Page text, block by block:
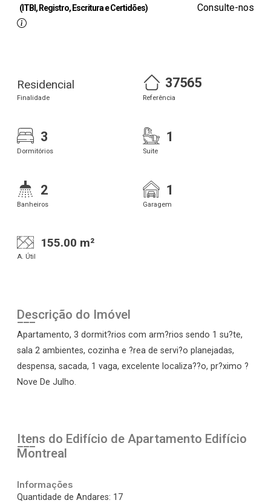
(ITBI, Registro, Escritura e Certidões) Consulte-nos
Residencial
Finalidade
37565
Referência
3
Dormitórios
1
Suite
2
Banheiros
1
Garagem
155.00 m²
A. Útil
Descrição do Imóvel
Apartamento, 3 dormit?rios com arm?rios sendo 1 su?te,
sala 2 ambientes, cozinha e ?rea de servi?o planejadas,
despensa, sacada, 1 vaga, excelente localiza??o, pr?ximo ?
Nove De Julho.
Itens do Edifício de Apartamento Edifício
Montreal
Informações
Quantidade de Andares: 17